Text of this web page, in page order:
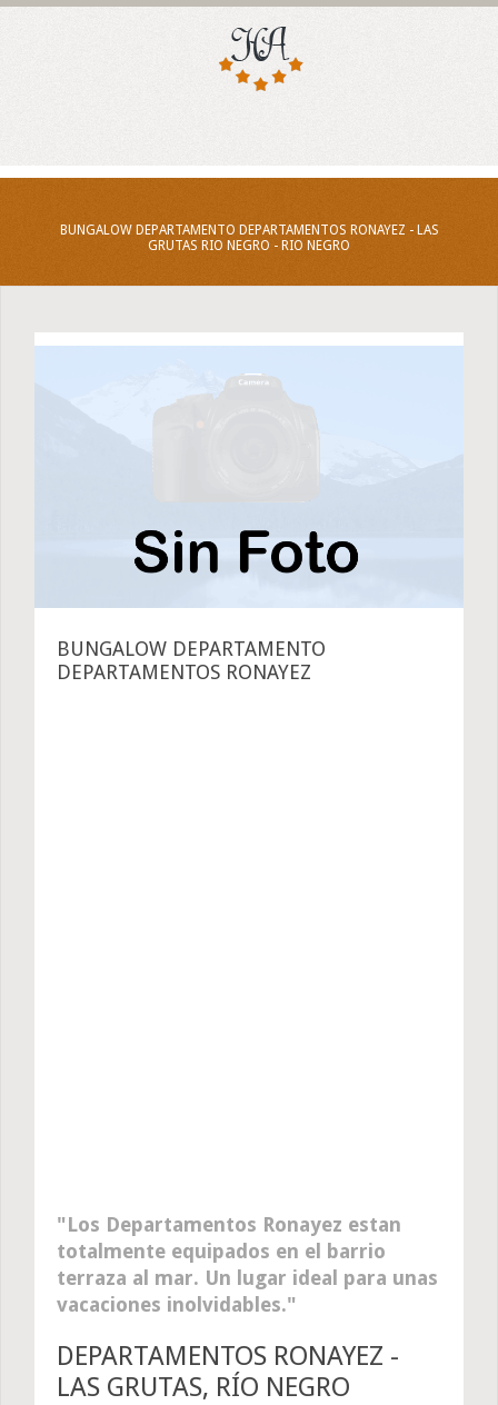
BUNGALOW DEPARTAMENTO DEPARTAMENTOS RONAYEZ - LAS
GRUTAS RIO NEGRO - RIO NEGRO
BUNGALOW DEPARTAMENTO
DEPARTAMENTOS RONAYEZ
Los Departamentos Ronayez estan
totalmente equipados en el barrio
terraza al mar. Un lugar ideal para unas
vacaciones inolvidables.
DEPARTAMENTOS RONAYEZ -
LAS GRUTAS, RÍO NEGRO